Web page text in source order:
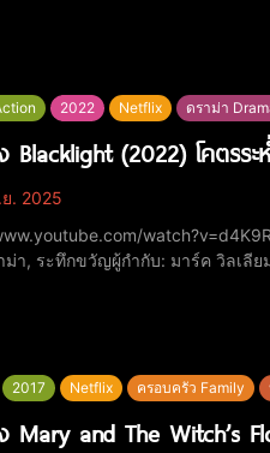
2022 Netflix ดราม่า
Blacklight (2022) โคตรระ
. 2025
watch?v=d4K9Rzy2_DA ชื่อภาพยนตร์: Blacklight​ โคตรระห่ำ ล้างบางนรกปีที่ฉ
า, ระทึกขวัญ​ผู้กำกับ: มาร์ค วิลเลี
2017 Netflix ครอบครัว Family
Mary and The Witch’s